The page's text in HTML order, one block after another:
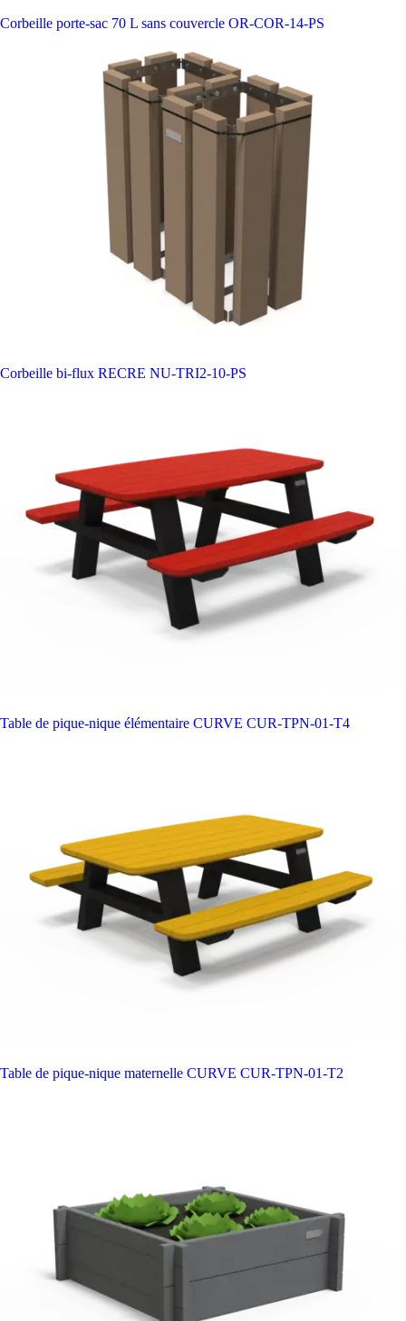
Corbeille porte-sac 70 L sans couvercle OR-COR-14-PS
Corbeille bi-flux RECRE NU-TRI2-10-PS
Table de pique-nique élémentaire CURVE CUR-TPN-01-T4
Table de pique-nique maternelle CURVE CUR-TPN-01-T2